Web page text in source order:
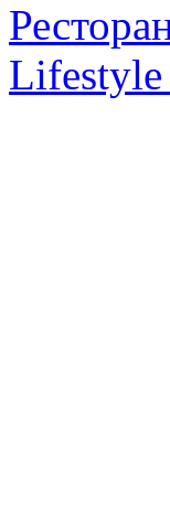
Lifestyle